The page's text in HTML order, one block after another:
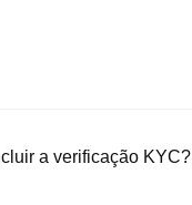
a verificação KYC?